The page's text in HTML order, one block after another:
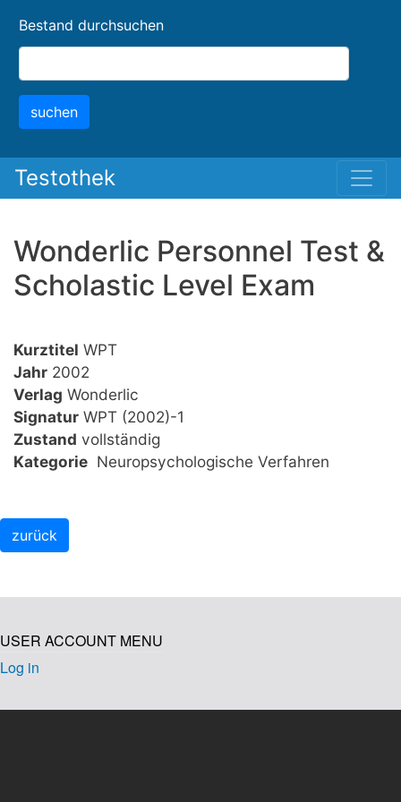
content
Bestand durchsuchen
suchen
Testothek
Wonderlic Personnel Test &
Scholastic Level Exam
Kurztitel WPT
Jahr 2002
Verlag Wonderlic
Signatur WPT (2002)-1
Zustand vollständig
Kategorie Neuropsychologische Verfahren
USER ACCOUNT MENU
Log in